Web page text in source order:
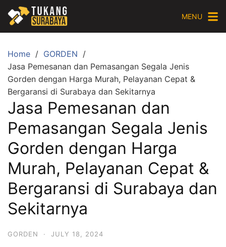
content
MENU
Home
GORDEN
Jasa Pemesanan dan Pemasangan Segala Jenis
Gorden dengan Harga Murah, Pelayanan Cepat &
Bergaransi di Surabaya dan Sekitarnya
Jasa Pemesanan dan
Pemasangan Segala Jenis
Gorden dengan Harga
Murah, Pelayanan Cepat &
Bergaransi di Surabaya dan
Sekitarnya
GORDEN · JULY 18, 2024